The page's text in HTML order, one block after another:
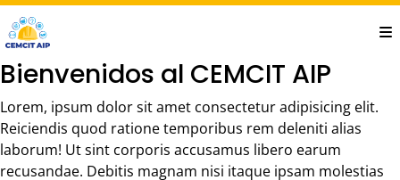
Saltar
al
contenido
principal
Bienvenidos al CEMCIT AIP
Lorem, ipsum dolor sit amet consectetur adipisicing elit.
Reiciendis quod ratione temporibus rem deleniti alias
laborum! Ut sint corporis accusamus libero earum
recusandae. Debitis magnam nisi itaque ipsam molestias